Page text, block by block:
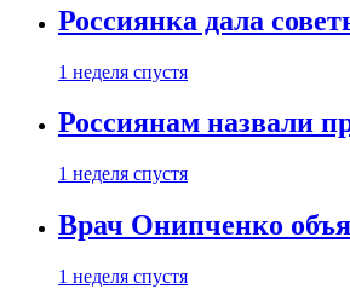
Россиянка дала
1 неделя спустя
Россиянам назвали
1 неделя спустя
Врач Онипченко
1 неделя спустя